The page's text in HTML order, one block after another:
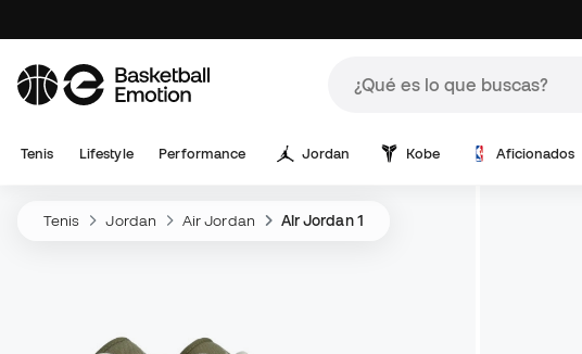
Tenis Lifestyle Performance Jordan Kobe Aficionados
Tenis Jordan Air Jordan Air Jordan 1